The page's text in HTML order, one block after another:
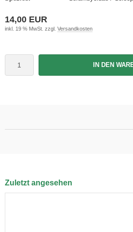
14,00 EUR
inkl. 19 % MwSt. zzgl. Versandkosten
IN DEN
Zuletzt angesehen